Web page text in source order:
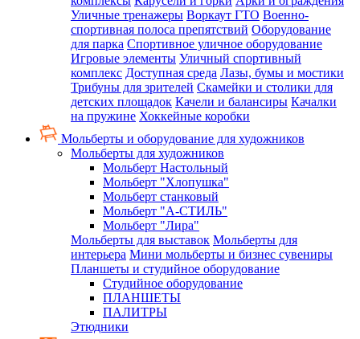
Уличные тренажеры Воркаут ГТО Военно-
спортивная полоса препятствий Оборудование
для парка Спортивное уличное оборудование
Игровые элементы Уличный спортивный
комплекс Доступная среда Лазы, бумы и мостики
Трибуны для зрителей Скамейки и столики для
детских площадок Качели и балансиры Качалки
на пружине Хоккейные коробки
Мольберты и оборудование для художников
Мольберты для художников
Мольберт Настольный
Мольберт "Хлопушка"
Мольберт станковый
Мольберт "А-СТИЛЬ"
Мольберт "Лира"
Мольберты для выставок Мольберты для
интерьера Мини мольберты и бизнес сувениры
Планшеты и студийное оборудование
Студийное оборудование
ПЛАНШЕТЫ
ПАЛИТРЫ
Этюдники